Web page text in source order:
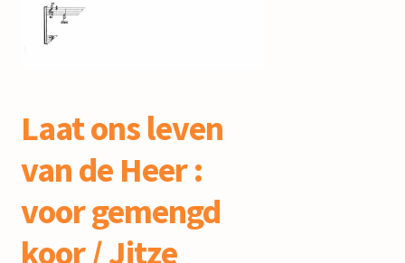
Laat ons leven
van de Heer :
voor gemengd
koor / Jitze